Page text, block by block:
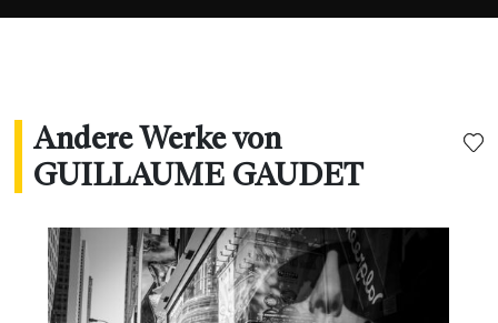
Andere Werke von
GUILLAUME GAUDET